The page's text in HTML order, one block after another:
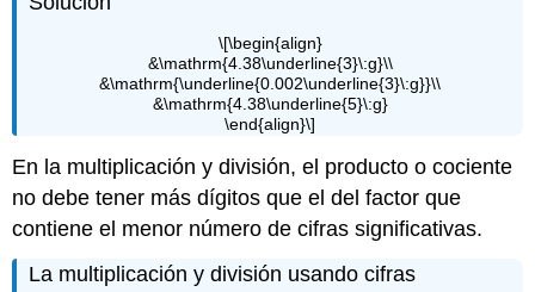
\[\begin{align}
&\mathrm{4.38\underline{3}\:g}\\
&\mathrm{\underline{0.002\underline{3}\:g}}\\
&\mathrm{4.38\underline{5}\:g}
\end{align}\]
En la multiplicación y división, el producto o cociente
no debe tener más dígitos que el del factor que
contiene el menor número de cifras significativas.
La multiplicación y división usando cifras